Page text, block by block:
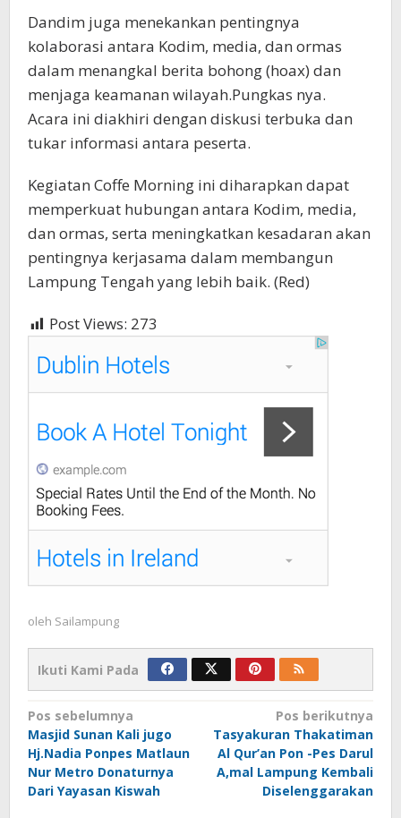
Dandim juga menekankan pentingnya
kolaborasi antara Kodim, media, dan ormas
dalam menangkal berita bohong (hoax) dan
menjaga keamanan wilayah.Pungkas nya.
Acara ini diakhiri dengan diskusi terbuka dan
tukar informasi antara peserta.
Kegiatan Coffe Morning ini diharapkan dapat
memperkuat hubungan antara Kodim, media,
dan ormas, serta meningkatkan kesadaran akan
pentingnya kerjasama dalam membangun
Lampung Tengah yang lebih baik. (Red)
Post Views: 273
oleh Sailampung
Ikuti Kami Pada
Navigasi
pos
Pos sebelumnya
Masjid Sunan Kali jugo
Hj.Nadia Ponpes Matlaun
Nur Metro Donaturnya
Dari Yayasan Kiswah
Pos berikutnya
Tasyakuran Thakatiman
Al Qur’an Pon -Pes Darul
A,mal Lampung Kembali
Diselenggarakan